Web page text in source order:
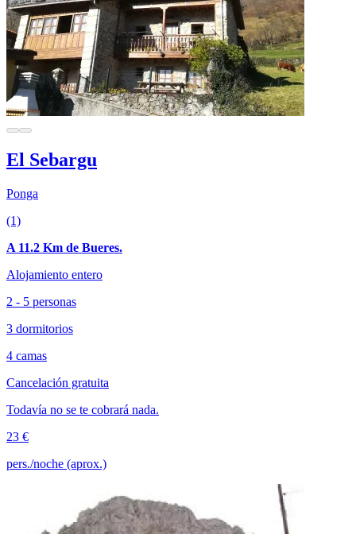
El Sebargu
Ponga
(1)
A 11.2 Km de Bueres.
Alojamiento entero
2 - 5 personas
3 dormitorios
4 camas
Cancelación gratuita
Todavía no se te cobrará nada.
23 €
pers./noche (aprox.)